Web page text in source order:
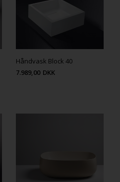
Håndvask Block 40
7.989,00 DKK